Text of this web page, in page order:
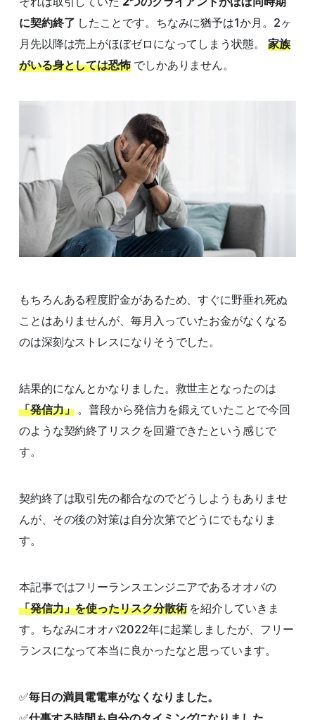
に契約終了 したことです。ちなみに猶予は1か月。2ヶ
月先以降は売上がほぼゼロになってしまう状態。 家族
がいる身としては恐怖でしかありません。
もちろんある程度貯金があるため、すぐに野垂れ死ぬ
ことはありませんが、毎月入っていたお金がなくなる
のは深刻なストレスになりそうでした。
結果的になんとかなりました。救世主となったのは
「発信力」 。普段から発信力を鍛えていたことで今回
のような契約終了リスクを回避できたという感じで
す。
契約終了は取引先の都合なのでどうしようもありませ
んが、その後の対策は自分次第でどうにでもなりま
す。
本記事ではフリーランスエンジニアであるオオバの
「発信力」を使ったリスク分散術を紹介していきま
す。ちなみにオオバ2022年に起業しましたが、フリー
ランスになって本当に良かったなと思っています。
✅毎日の満員電電車がなくなりました。